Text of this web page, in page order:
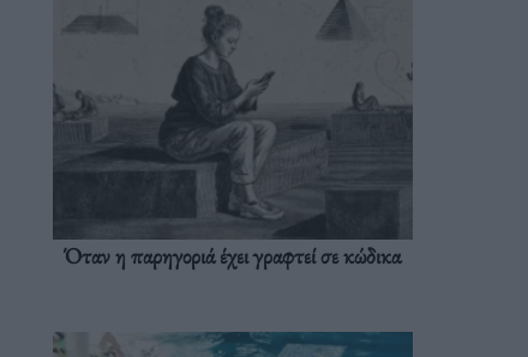
Όταν η παρηγοριά έχει γραφτεί σε κώδικα